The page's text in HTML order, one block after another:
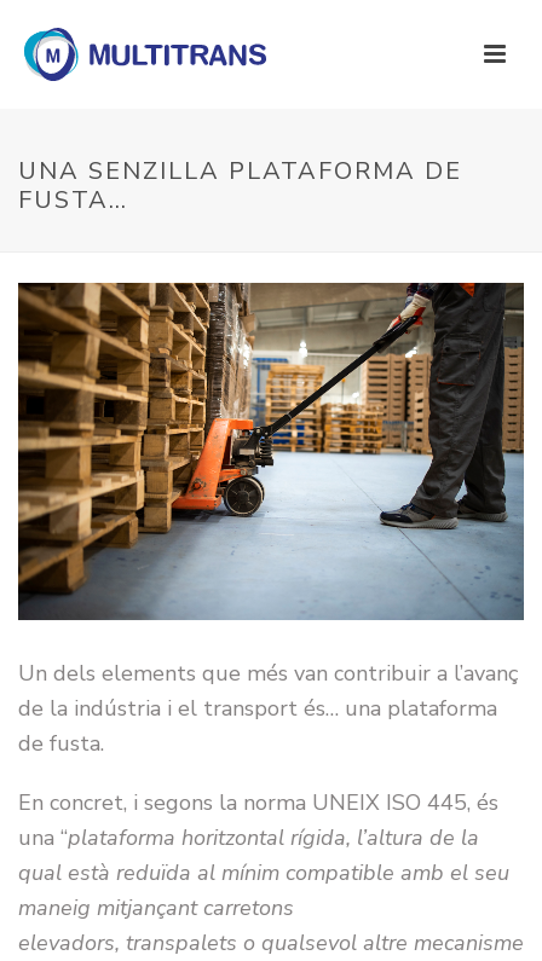
UNA SENZILLA PLATAFORMA DE
FUSTA…
Un dels elements que més van contribuir a l’avanç
de la indústria i el transport és… una plataforma
de fusta.
En concret, i segons la norma UNEIX ISO 445, és
una “plataforma horitzontal rígida, l’altura de la
qual està reduïda al mínim compatible amb el seu
maneig mitjançant carretons
elevadors, transpalets o qualsevol altre mecanisme